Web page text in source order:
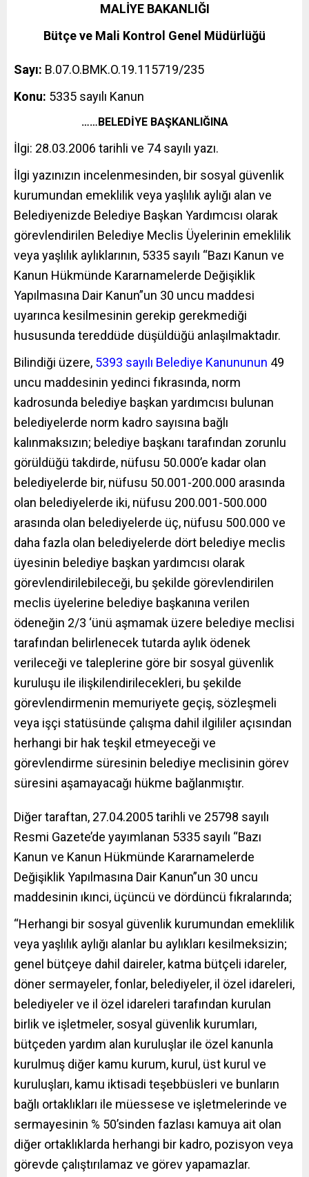
MALİYE BAKANLIĞI
Bütçe ve Mali Kontrol Genel Müdürlüğü
Sayı: B.07.O.BMK.O.19.115719/235
Konu: 5335 sayılı Kanun
……BELEDİYE BAŞKANLIĞINA
İlgi: 28.03.2006 tarihli ve 74 sayılı yazı.
İlgi yazınızın incelenmesinden, bir sosyal güvenlik
kurumundan emeklilik veya yaşlılık aylığı alan ve
Belediyenizde Belediye Başkan Yardımcısı olarak
görevlendirilen Belediye Meclis Üyelerinin emeklilik
veya yaşlılık aylıklarının, 5335 sayılı “Bazı Kanun ve
Kanun Hükmünde Kararnamelerde Değişiklik
Yapılmasına Dair Kanun”un 30 uncu maddesi
uyarınca kesilmesinin gerekip gerekmediği
hususunda tereddüde düşüldüğü anlaşılmaktadır.
Bilindiği üzere, 5393 sayılı Belediye Kanununun 49
uncu maddesinin yedinci fıkrasında, norm
kadrosunda belediye başkan yardımcısı bulunan
belediyelerde norm kadro sayısına bağlı
kalınmaksızın; belediye başkanı tarafından zorunlu
görüldüğü takdirde, nüfusu 50.000’e kadar olan
belediyelerde bir, nüfusu 50.001-200.000 arasında
olan belediyelerde iki, nüfusu 200.001-500.000
arasında olan belediyelerde üç, nüfusu 500.000 ve
daha fazla olan belediyelerde dört belediye meclis
üyesinin belediye başkan yardımcısı olarak
görevlendirilebileceği, bu şekilde görevlendirilen
meclis üyelerine belediye başkanına verilen
ödeneğin 2/3 ‘ünü aşmamak üzere belediye meclisi
tarafından belirlenecek tutarda aylık ödenek
verileceği ve taleplerine göre bir sosyal güvenlik
kuruluşu ile ilişkilendirilecekleri, bu şekilde
görevlendirmenin memuriyete geçiş, sözleşmeli
veya işçi statüsünde çalışma dahil ilgililer açısından
herhangi bir hak teşkil etmeyeceği ve
görevlendirme süresinin belediye meclisinin görev
süresini aşamayacağı hükme bağlanmıştır.
Diğer taraftan, 27.04.2005 tarihli ve 25798 sayılı
Resmi Gazete’de yayımlanan 5335 sayılı “Bazı
Kanun ve Kanun Hükmünde Kararnamelerde
Değişiklik Yapılmasına Dair Kanun”un 30 uncu
maddesinin ıkınci, üçüncü ve dördüncü fıkralarında;
“Herhangi bir sosyal güvenlik kurumundan emeklilik
veya yaşlılık aylığı alanlar bu aylıkları kesilmeksizin;
genel bütçeye dahil daireler, katma bütçeli idareler,
döner sermayeler, fonlar, belediyeler, il özel idareleri,
belediyeler ve il özel idareleri tarafından kurulan
birlik ve işletmeler, sosyal güvenlik kurumları,
bütçeden yardım alan kuruluşlar ile özel kanunla
kurulmuş diğer kamu kurum, kurul, üst kurul ve
kuruluşları, kamu iktisadi teşebbüsleri ve bunların
bağlı ortaklıkları ile müessese ve işletmelerinde ve
sermayesinin % 50’sinden fazlası kamuya ait olan
diğer ortaklıklarda herhangi bir kadro, pozisyon veya
görevde çalıştırılamaz ve görev yapamazlar.